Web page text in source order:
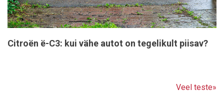
Citroën ë-C3: kui vähe autot on tegelikult piisav?
Veel teste»